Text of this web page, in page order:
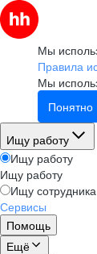
Мы
Правила
Мы
Понятно
Ищу работу
Ищу работу
Ищу работу
Ищу сотрудника
Сервисы
Помощь
Ещё